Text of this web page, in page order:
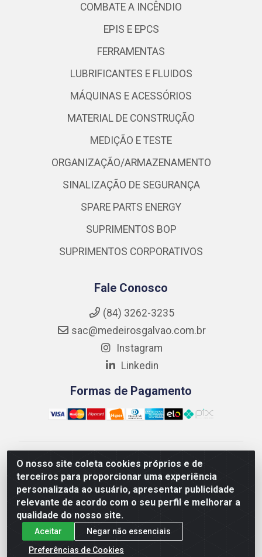
O nosso site coleta cookies próprios e de
terceiros para proporcionar uma experiência
personalizada ao usuário, apresentar publicidade
relevante de acordo com o seu perfil e melhorar a
qualidade do nosso site.
Aceitar
Negar não essenciais
Preferências de Cookies
COMBATE A INCÊNDIO
EPIS E EPCS
FERRAMENTAS
LUBRIFICANTES E FLUIDOS
MÁQUINAS E ACESSÓRIOS
MATERIAL DE CONSTRUÇÃO
MEDIÇÃO E TESTE
ORGANIZAÇÃO/ARMAZENAMENTO
SINALIZAÇÃO DE SEGURANÇA
SPARE PARTS ENERGY
SUPRIMENTOS BOP
SUPRIMENTOS CORPORATIVOS
Fale Conosco
(84) 3262-3235
sac@medeirosgalvao.com.br
Instagram
Linkedin
Formas de Pagamento
Medeiros Galvão Soluções LTDA - Avenida Antônio
Severiano da Câmara - Br 406, 1111, Km 102 - Centro,
João Câmara/RN - CEP 59550-000 - CNPJ
01.347.878/0001-60